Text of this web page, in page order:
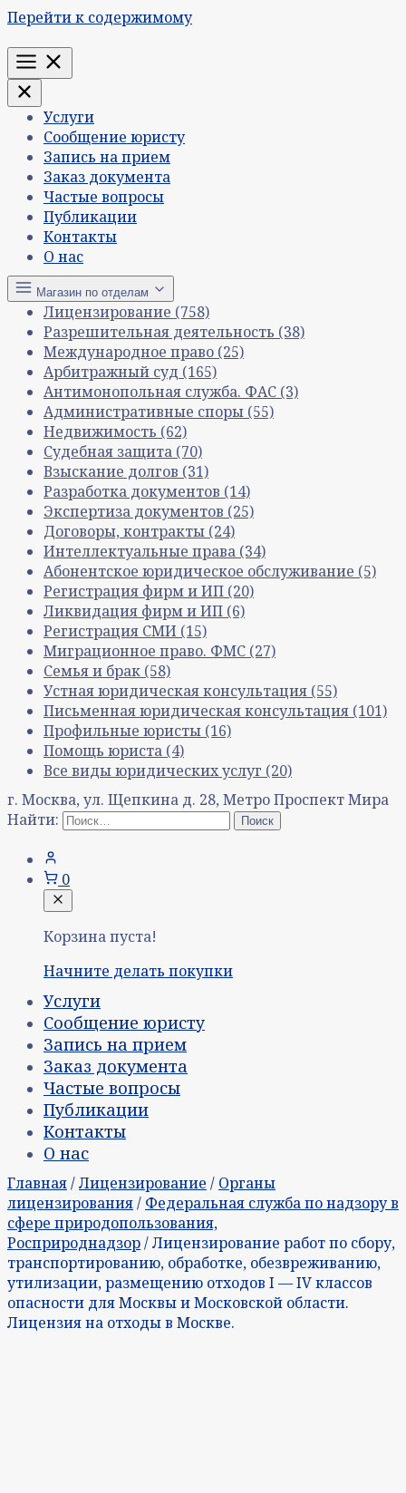
Перейти к содержимому
Меню
Услуги
Сообщение юристу
Запись на прием
Заказ документа
Частые вопросы
Публикации
Контакты
О нас
Магазин по отделам
Лицензирование (758)
Разрешительная деятельность (38)
Международное право (25)
Арбитражный суд (165)
Антимонопольная служба. ФАС (3)
Административные споры (55)
Недвижимость (62)
Судебная защита (70)
Взыскание долгов (31)
Разработка документов (14)
Экспертиза документов (25)
Договоры, контракты (24)
Интеллектуальные права (34)
Абонентское юридическое обслуживание (5)
Регистрация фирм и ИП (20)
Ликвидация фирм и ИП (6)
Регистрация СМИ (15)
Миграционное право. ФМС (27)
Семья и брак (58)
Устная юридическая консультация (55)
Письменная юридическая консультация (101)
Профильные юристы (16)
Помощь юриста (4)
Все виды юридических услуг (20)
г. Москва, ул. Щепкина д. 28, Метро Проспект Мира
Найти:
0
Корзина пуста!
Начните делать покупки
Услуги
Сообщение юристу
Запись на прием
Заказ документа
Частые вопросы
Публикации
Контакты
О нас
Главная/Лицензирование / Органы
лицензирования/ Федеральная служба по надзору в
сфере природопользования,
Росприроднадзор/ Лицензирование работ по сбору,
транспортированию, обработке, обезвреживанию,
утилизации, размещению отходов I — IV классов
опасности для Москвы и Московской области.
Лицензия на отходы в Москве.